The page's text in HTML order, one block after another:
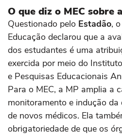
O que diz o MEC sobre
Questionado pelo Estadão,
Educação declarou que a
dos estudantes é uma
exercida por meio do
e Pesquisas Educacionais
Para o MEC, a MP amplia a
monitoramento e indução
de novos médicos. Ela
obrigatoriedade de que os